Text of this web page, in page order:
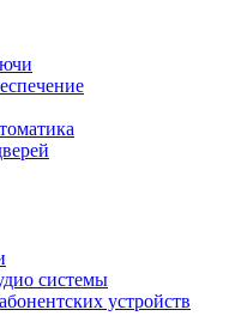
системы
устройств